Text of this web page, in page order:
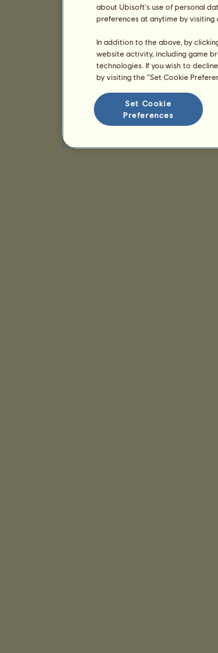
about Ubisoft's use of personal
preferences at anytime by
In addition to the above, by
website activity, including game
technologies. If you wish to
by visiting the “Set Cookie
Set Cookie
Preferences